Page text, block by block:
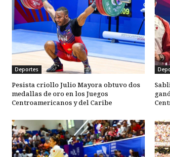
Deportes
Pesista criollo Julio Mayora obtuvo dos
medallas de oro en los Juegos
Centroamericanos y del Caribe